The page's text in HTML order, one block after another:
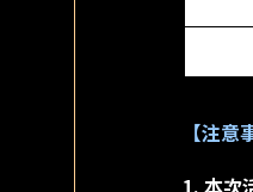
【注意
1. 本次